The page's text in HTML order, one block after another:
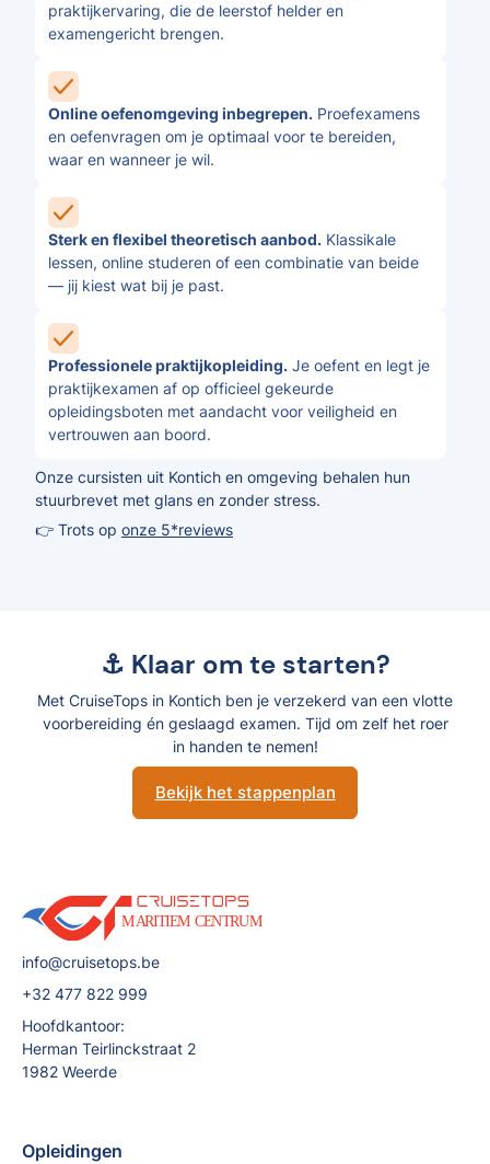
praktijkervaring, die de leerstof helder en
examengericht brengen.
Online oefenomgeving inbegrepen. Proefexamens
en oefenvragen om je optimaal voor te bereiden,
waar en wanneer je wil.
Sterk en flexibel theoretisch aanbod. Klassikale
lessen, online studeren of een combinatie van beide
— jij kiest wat bij je past.
Professionele praktijkopleiding. Je oefent en legt je
praktijkexamen af op officieel gekeurde
opleidingsboten met aandacht voor veiligheid en
vertrouwen aan boord.
Onze cursisten uit Kontich en omgeving behalen hun
stuurbrevet met glans en zonder stress.
👉 Trots op onze 5*reviews
⚓ Klaar om te starten?
Met CruiseTops in Kontich ben je verzekerd van een vlotte
voorbereiding én geslaagd examen. Tijd om zelf het roer
in handen te nemen!
Bekijk het stappenplan
info@cruisetops.be
+32 477 822 999
Hoofdkantoor:
Herman Teirlinckstraat 2
1982 Weerde
Opleidingen